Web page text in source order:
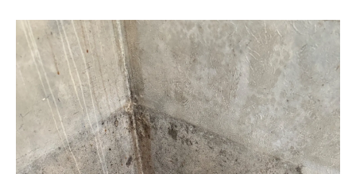
壁のカビは専門業者に依頼するのが安心
まとめ